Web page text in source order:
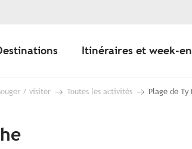
Itinéraires et week-
/ visiter Toutes les activités Plage de Ty